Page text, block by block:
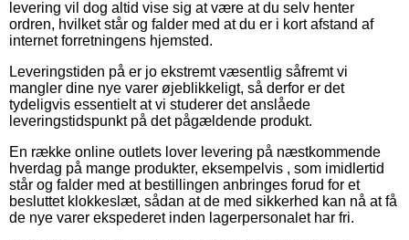
levering vil dog altid vise sig at være at du selv henter
ordren, hvilket står og falder med at du er i kort afstand af
internet forretningens hjemsted.
Leveringstiden på er jo ekstremt væsentlig såfremt vi
mangler dine nye varer øjeblikkeligt, så derfor er det
tydeligvis essentielt at vi studerer det anslåede
leveringstidspunkt på det pågældende produkt.
En række online outlets lover levering på næstkommende
hverdag på mange produkter, eksempelvis , som imidlertid
står og falder med at bestillingen anbringes forud for et
besluttet klokkeslæt, sådan at de med sikkerhed kan nå at få
de nye varer ekspederet inden lagerpersonalet har fri.